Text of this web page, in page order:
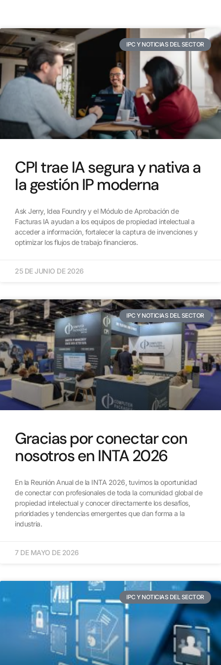
IPC Y NOTICIAS DEL SECTOR
CPI trae IA segura y nativa a
la gestión IP moderna
Ask Jerry, Idea Foundry y el Módulo de Aprobación de
Facturas IA ayudan a los equipos de propiedad intelectual a
acceder a información, fortalecer la captura de invenciones y
optimizar los flujos de trabajo financieros.
25 DE JUNIO DE 2026
IPC Y NOTICIAS DEL SECTOR
Gracias por conectar con
nosotros en INTA 2026
En la Reunión Anual de la INTA 2026, tuvimos la oportunidad
de conectar con profesionales de toda la comunidad global de
propiedad intelectual y conocer directamente los desafíos,
prioridades y tendencias emergentes que dan forma a la
industria.
7 DE MAYO DE 2026
IPC Y NOTICIAS DEL SECTOR